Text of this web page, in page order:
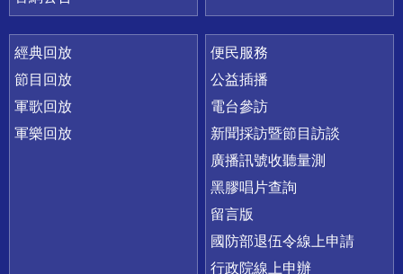
經典回放
節目回放
軍歌回放
軍樂回放
便民服務
公益插播
電台參訪
新聞採訪暨節目訪談
廣播訊號收聽量測
黑膠唱片查詢
留言版
國防部退伍令線上申請
行政院線上申辦